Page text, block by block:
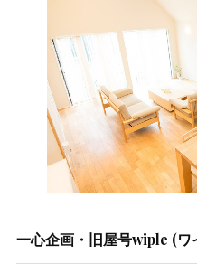
一心企画・旧屋号wiple (ワ